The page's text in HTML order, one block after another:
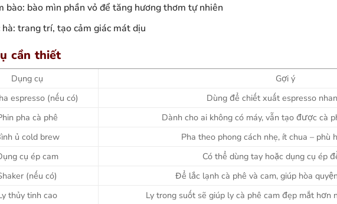
bào: bào mìn phần vỏ để tăng hương thơm tự nhiên
hà: trang trí, tạo cảm giác mát dịu
cần thiết
Dụng cụ
Gợi ý
espresso (nếu có)
Dùng để chiết xuất espresso
pha cà phê
Dành cho ai không có máy, vẫn tạo được cà
ủ cold brew
Pha theo phong cách nhẹ, ít chua – phù
cụ ép cam
Có thể dùng tay hoặc dụng cụ ép
(nếu có)
Để lắc lạnh cà phê và cam, giúp hòa
thủy tinh cao
Ly trong suốt sẽ giúp ly cà phê cam đẹp mắt hơn